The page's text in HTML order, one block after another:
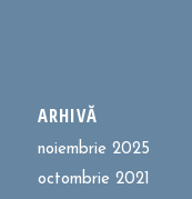
ARHIVĂ
noiembrie 2025
octombrie 2021